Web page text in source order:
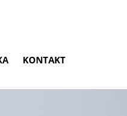
KONTAKT